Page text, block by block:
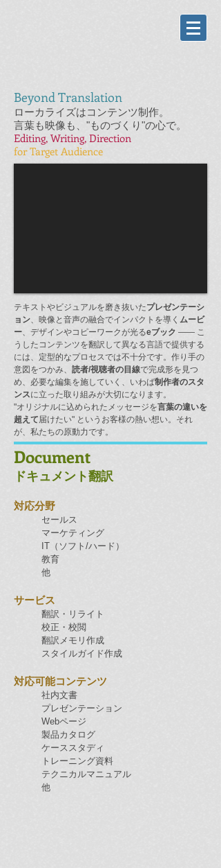
Beyond Translation
ローカライズはコンテンツ制作。
言葉も映像も、"ものづくり"の心で。
Editing, Writing, Direction
for Target Audience
テキストやビジュアルを磨き抜いたプレゼンテーシ
ョン 、映像と音声の融合でインパクトを導く ムービ
ー 、デザインやコピーワークが光るeブック —— こ
うしたコンテンツを翻訳して異なる言語で提供する
には、定型的なプロセスでは不十分です。作り手の
意図をつかみ、 読者/視聴者の目線で完成形を見つ
め、必要な編集を施していく、いわば制作者のスタ
ンスに立った取り組みが大切になります。
"オリジナルに込められたメッセージを言葉の違いを
超えて届けたい" というお客様の熱い想い。それ
が、私たちの原動力です。
Document
ドキュメント翻訳
対応分野
セールス
マーケティング
IT（ソフト/ハード）
教育
他
サービス
翻訳・リライト
校正・校閲
翻訳 メモリ作成
スタイルガイド作成
対応可能コンテンツ
社内文書
プレゼンテーション
Webページ
製品カタログ
ケーススタディ
トレーニング資料
テクニカルマニュアル
他